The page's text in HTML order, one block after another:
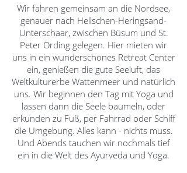
Wir fahren gemeinsam an die Nordsee,
genauer nach Hellschen-Heringsand-
Unterschaar, zwischen Büsum und St.
Peter Ording gelegen. Hier mieten wir
uns in ein wunderschönes Retreat Center
ein, genießen die gute Seeluft, das
Weltkulturerbe Wattenmeer und natürlich
uns. Wir beginnen den Tag mit Yoga und
lassen dann die Seele baumeln, oder
erkunden zu Fuß, per Fahrrad oder Schiff
die Umgebung. Alles kann - nichts muss.
Und Abends tauchen wir nochmals tief
ein in die Welt des Ayurveda und Yoga.